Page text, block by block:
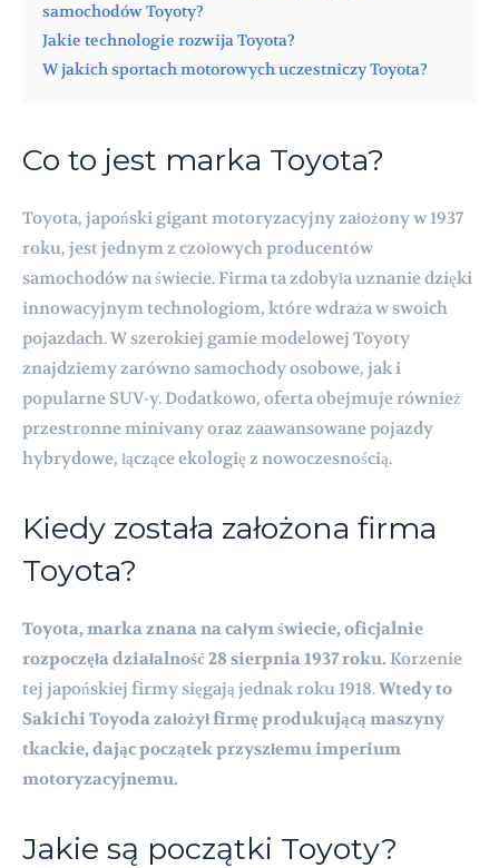
samochodów Toyoty?
Jakie technologie rozwija Toyota?
W jakich sportach motorowych uczestniczy Toyota?
Co to jest marka Toyota?
Toyota, japoński gigant motoryzacyjny założony w 1937
roku, jest jednym z czołowych producentów
samochodów na świecie. Firma ta zdobyła uznanie dzięki
innowacyjnym technologiom, które wdraża w swoich
pojazdach. W szerokiej gamie modelowej Toyoty
znajdziemy zarówno samochody osobowe, jak i
popularne SUV-y. Dodatkowo, oferta obejmuje również
przestronne minivany oraz zaawansowane pojazdy
hybrydowe, łączące ekologię z nowoczesnością.
Kiedy została założona firma
Toyota?
Toyota, marka znana na całym świecie, oficjalnie
rozpoczęła działalność 28 sierpnia 1937 roku. Korzenie
tej japońskiej firmy sięgają jednak roku 1918.Wtedy to
Sakichi Toyoda założył firmę produkującą maszyny
tkackie, dając początek przyszłemu imperium
motoryzacyjnemu.
Jakie są początki Toyoty?